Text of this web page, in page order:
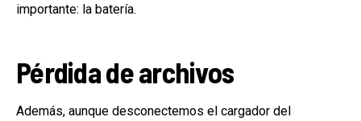
importante: la batería.
Pérdida de archivos
Además, aunque desconectemos el cargador del